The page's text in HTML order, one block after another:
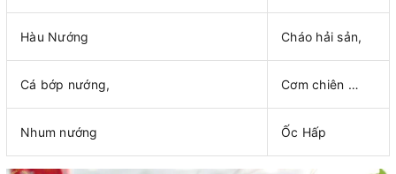
Hàu Nướng Cháo hải sản,
Cá bớp nướng, Cơm chiên …
Nhum nướng Ốc Hấp